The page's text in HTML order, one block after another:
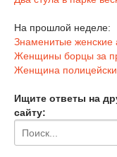
На прошлой неделе:
Знаменитые женские
Женщины борцы за
Женщина
Ищите ответы на
сайту: